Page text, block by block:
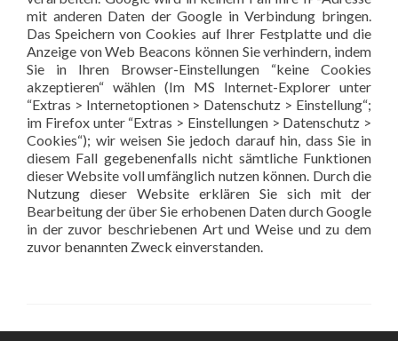
mit anderen Daten der Google in Verbindung bringen.
Das Speichern von Cookies auf Ihrer Festplatte und die
Anzeige von Web Beacons können Sie verhindern, indem
Sie in Ihren Browser-Einstellungen “keine Cookies
akzeptieren“ wählen (Im MS Internet-Explorer unter
“Extras > Internetoptionen > Datenschutz > Einstellung“;
im Firefox unter “Extras > Einstellungen > Datenschutz >
Cookies“); wir weisen Sie jedoch darauf hin, dass Sie in
diesem Fall gegebenenfalls nicht sämtliche Funktionen
dieser Website voll umfänglich nutzen können. Durch die
Nutzung dieser Website erklären Sie sich mit der
Bearbeitung der über Sie erhobenen Daten durch Google
in der zuvor beschriebenen Art und Weise und zu dem
zuvor benannten Zweck einverstanden.